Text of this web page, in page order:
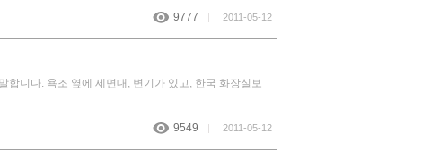
9777 | 2011-05-12
니다. 욕조 옆에 세면대, 변기가 있고, 한국 화장실보
9549 | 2011-05-12